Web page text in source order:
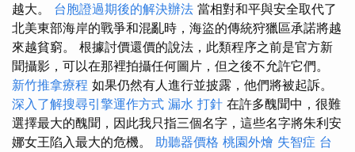
越大。 台胞證過期後的解決辦法 當相對和平與安全取代了
北美東部海岸的戰爭和混亂時，海盜的傳統狩獵區承諾將越
來越貧窮。 根據討價還價的說法，此類程序之前是官方新
聞攝影，可以在那裡拍攝任何圖片，但之後不允許它們。
新竹推拿療程 如果仍然有人進行並披露，他們將被起訴。
深入了解搜尋引擎運作方式 漏水 打針 在許多醜聞中，很難
選擇最大的醜聞，因此我只指三個名字，這些名字將朱利安
娜女王陷入最大的危機。 助聽器價格 桃園外燴 失智症 台